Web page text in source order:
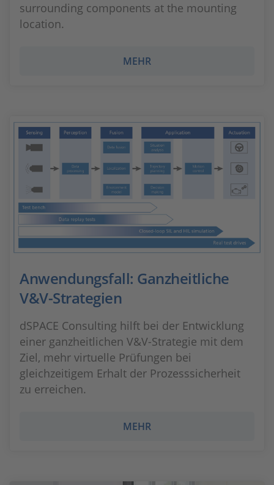
surrounding components at the mounting
location.
MEHR
Anwendungsfall: Ganzheitliche
V&V-Strategien
dSPACE Consulting hilft bei der Entwicklung
einer ganzheitlichen V&V-Strategie mit dem
Ziel, mehr virtuelle Prüfungen bei
gleichzeitigem Erhalt der Prozesssicherheit
zu erreichen.
MEHR